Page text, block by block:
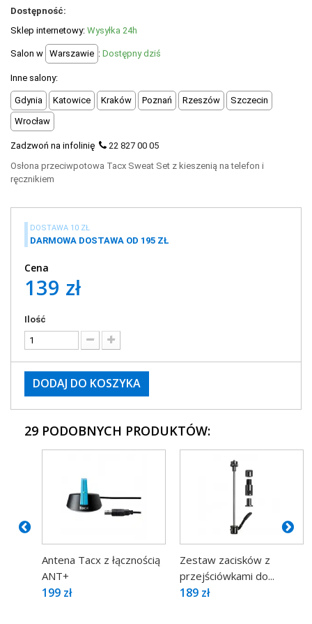
Dostępność:
Sklep internetowy: Wysyłka 24h
Salon w Warszawie : Dostępny dziś
Inne salony:
Gdynia Katowice Kraków Poznań Rzeszów
Szczecin
Wrocław
Zadzwoń na infolinię
22 827 00 05
Osłona przeciwpotowa Tacx Sweat Set z kieszenią na telefon i
ręcznikiem
DOSTAWA 10 ZŁ
DARMOWA DOSTAWA OD 195 ZŁ
Cena
139 zł
Ilość
DODAJ DO KOSZYKA
29 PODOBNYCH PRODUKTÓW:
Antena Tacx z łącznością
ANT+
199 zł
Zestaw zacisków z
przejściówkami do...
189 zł